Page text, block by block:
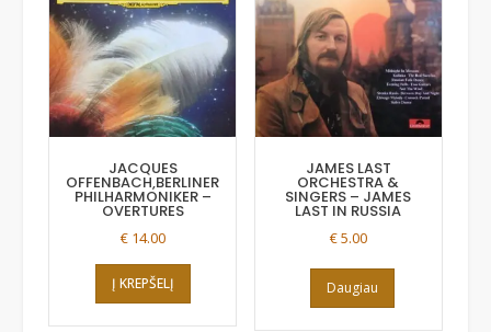
JACQUES
OFFENBACH,BERLINER
PHILHARMONIKER –
OVERTURES
€ 14.00
Į KREPŠELĮ
JAMES LAST
ORCHESTRA &
SINGERS – JAMES
LAST IN RUSSIA
€5.00
Daugiau